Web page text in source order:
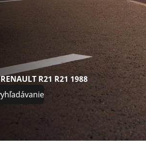
R21 R21 1988